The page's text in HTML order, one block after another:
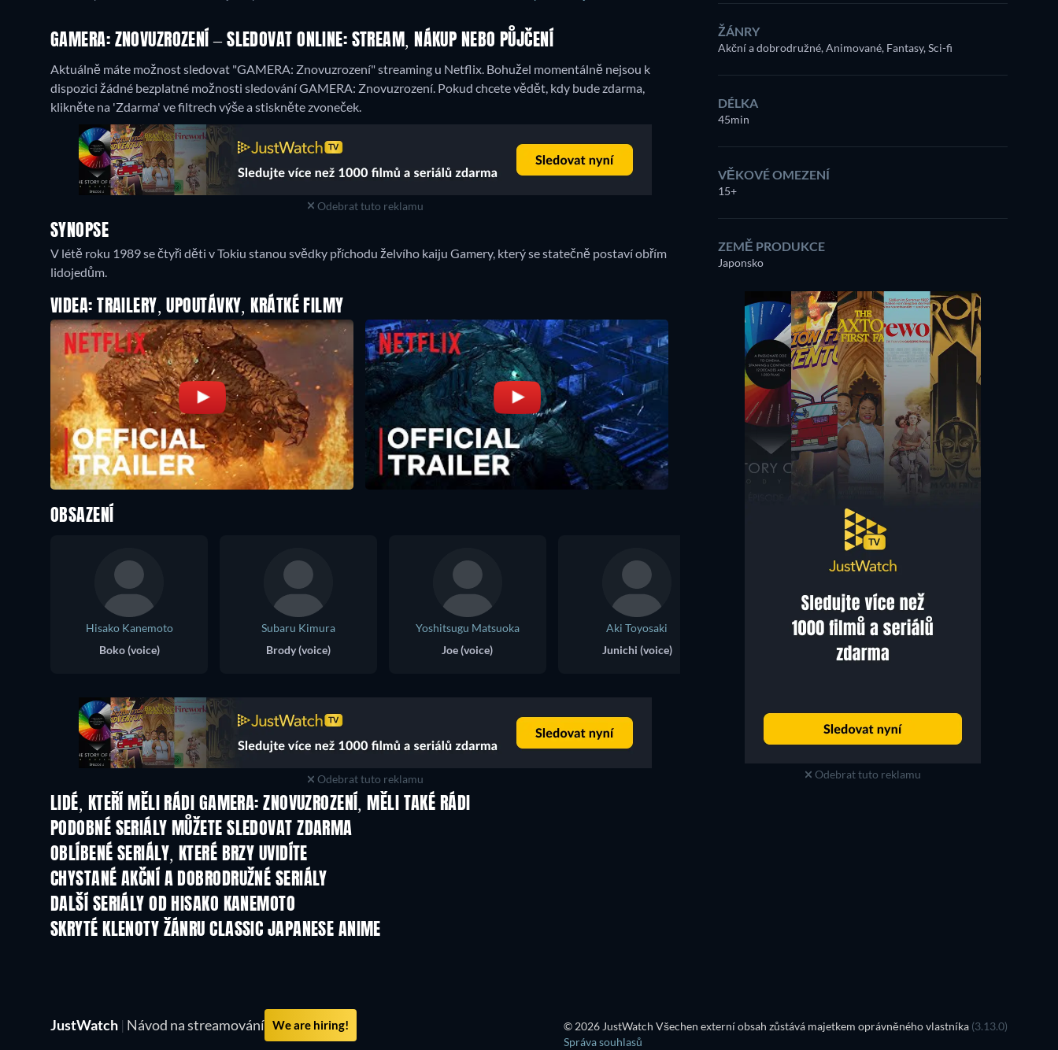
GAMERA: ZNOVUZROZENÍ – SLEDOVAT ONLINE: STREAM, NÁKUP NEBO PŮJČENÍ
Aktuálně máte možnost sledovat "GAMERA: Znovuzrození" streaming u Netflix. Bohužel momentálně nejsou k
dispozici žádné bezplatné možnosti sledování GAMERA: Znovuzrození. Pokud chcete vědět, kdy bude zdarma,
klikněte na 'Zdarma' ve filtrech výše a stiskněte zvoneček.
Odebrat tuto reklamu
SYNOPSE
V létě roku 1989 se čtyři děti v Tokiu stanou svědky příchodu želvího kaiju Gamery, který se statečně postaví obřím
lidojedům.
VIDEA: TRAILERY, UPOUTÁVKY, KRÁTKÉ FILMY
ŽÁNRY
Akční a dobrodružné, Animované, Fantasy, Sci-fi
DÉLKA
45min
VĚKOVÉ OMEZENÍ
15+
ZEMĚ PRODUKCE
Japonsko
Odebrat tuto reklamu
OBSAZENÍ
Hisako Kanemoto
Boko (voice)
Subaru Kimura
Brody (voice)
Yoshitsugu Matsuoka
Joe (voice)
Aki Toyosaki
Junichi (voice)
Mamoru Miyano
Tazaki (voice)
Odebrat tuto reklamu
LIDÉ, KTEŘÍ MĚLI RÁDI GAMERA: ZNOVUZROZENÍ, MĚLI TAKÉ RÁDI
TV TV
PODOBNÉ SERIÁLY MŮŽETE SLEDOVAT ZDARMA
TV TV
OBLÍBENÉ SERIÁLY, KTERÉ BRZY UVIDÍTE
TV
CHYSTANÉ AKČNÍ A DOBRODRUŽNÉ SERIÁLY
Řada 2 Řada 1
DALŠÍ SERIÁLY OD HISAKO KANEMOTO
TV
SKRYTÉ KLENOTY ŽÁNRU CLASSIC JAPANESE ANIME
JustWatch | Návod na streamování We are hiring! © 2026 JustWatch Všechen externí obsah zůstává majetkem oprávněného vlastníka (3.13.0)
Správa souhlasů